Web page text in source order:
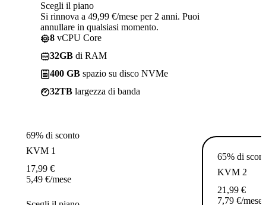
Scegli il piano
Si rinnova a 49,99 €/mese per 2 anni. Puoi
annullare in qualsiasi momento.
8 vCPU Core
32GB di RAM
400 GB spazio su disco NVMe
32TB largezza di banda
69% di sconto
KVM 1
17,99 €
5,49 €/mese
65% di
KVM 2
21,99 €
7,79 €/mese